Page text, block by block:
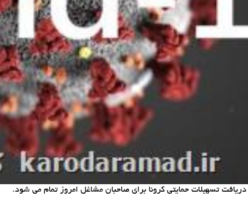
تسهیلات حمایتی كرونا برای صاحبان مشاغل امروز تمام می شود.